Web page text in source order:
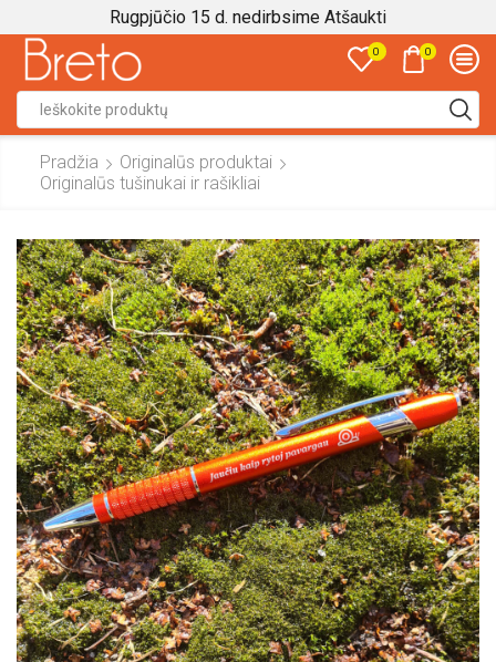
Rugpjūčio 15 d. nedirbsime Atšaukti
0 0
input
Pradžia
Originalūs produktai
Originalūs tušinukai ir rašikliai